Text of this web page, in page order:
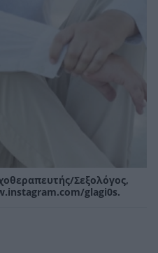
Σεξολόγος,
glagi0s.